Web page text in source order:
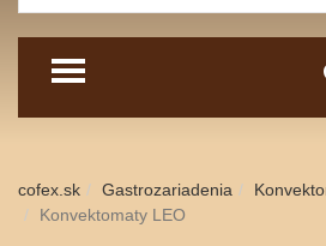
TOGGLE
cofex.sk Gastrozariadenia
Konvektomaty LEO